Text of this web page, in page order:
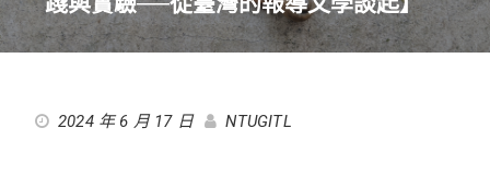
2024 年 6 月 17 日 NTUGITL